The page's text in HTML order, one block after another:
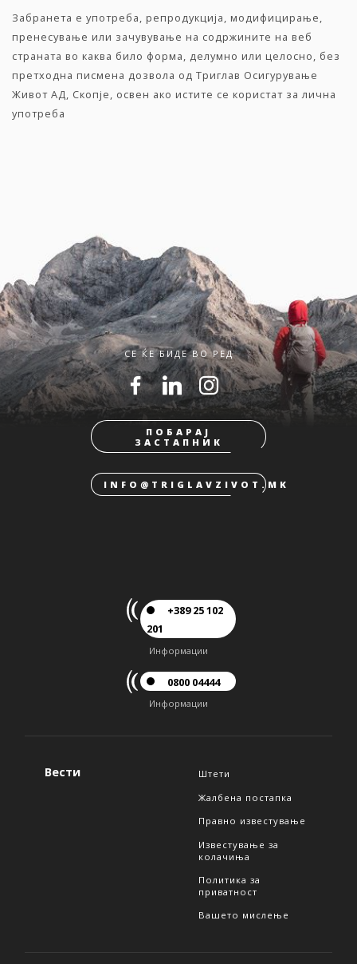
Забранета е употреба, репродукција, модифицирање,
пренесување или зачувување на содржините на веб
страната во каква било форма, делумно или целосно, без
претходна писмена дозвола од Триглав Осигурување
Живот АД, Скопје, освен ако истите се користат за лична
употреба
СЕ ЌЕ БИДЕ ВО РЕД
ПОБАРАЈ
ЗАСТАПНИК
INFO@TRIGLAVZIVOT.MK
+389 25 102
201
Информации
0800 04444
Информации
Вести
Штети
Жалбена постапка
Правно известување
Известување за
колачиња
Политика за
приватност
Вашето мислење